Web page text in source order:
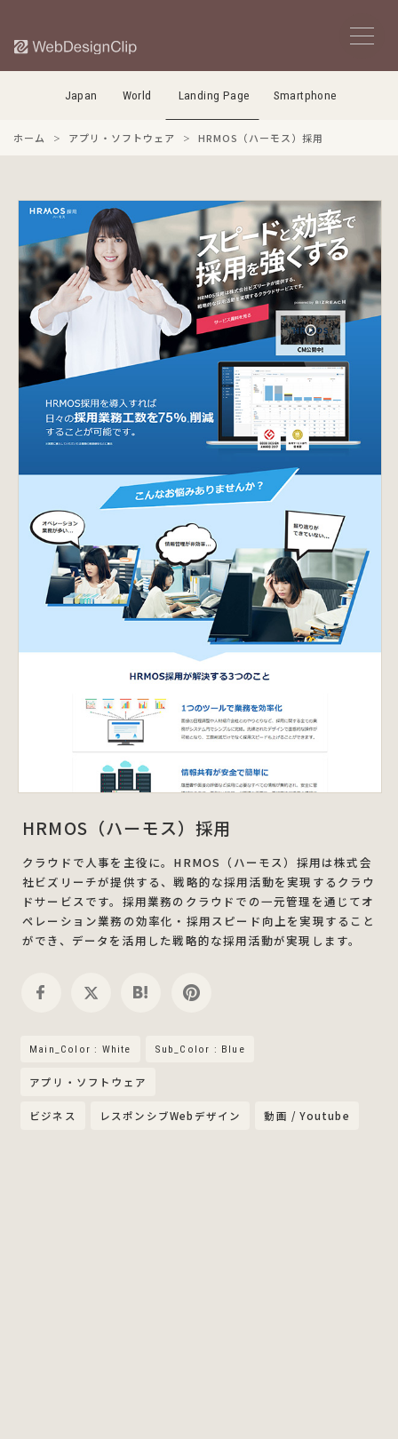
Japan World Landing Page Smartphone
ホーム アプリ・ソフトウェア HRMOS（ハーモス）採用
HRMOS（ハーモス）採用
クラウドで人事を主役に。HRMOS（ハーモス）採用は株式会
社ビズリーチが提供する、戦略的な採用活動を実現するクラウ
ドサービスです。採用業務のクラウドでの一元管理を通じてオ
ペレーション業務の効率化・採用スピード向上を実現すること
ができ、データを活用した戦略的な採用活動が実現します。
Main_Color : White Sub_Color : Blue
アプリ・ソフトウェア
ビジネス レスポンシブWebデザイン 動画 / Youtube